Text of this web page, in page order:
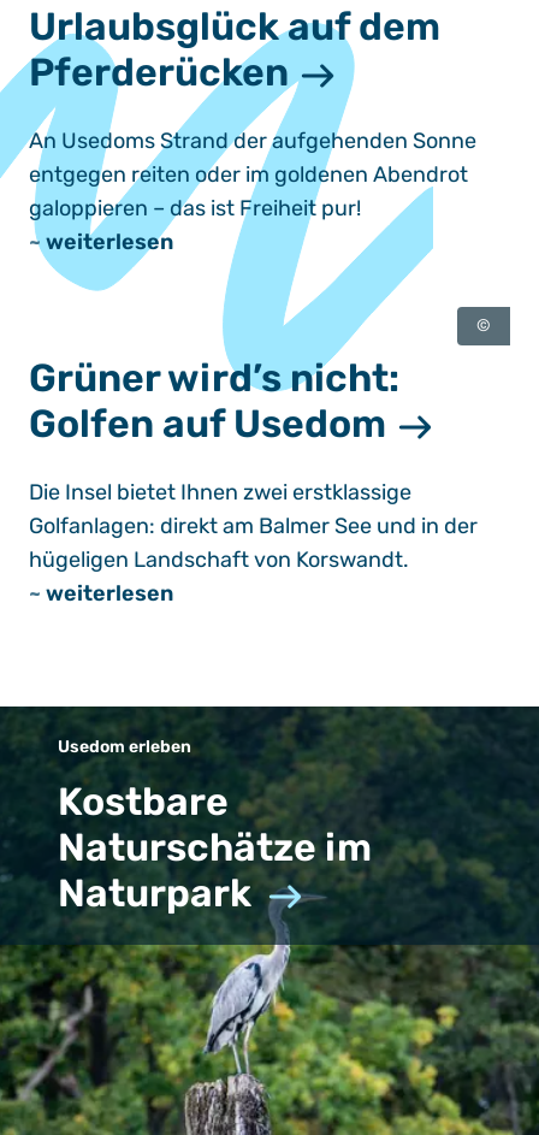
Urlaubsglück auf dem
Pferderücken
An Usedoms Strand der aufgehenden Sonne
entgegen reiten oder im goldenen Abendrot
galoppieren – das ist Freiheit pur!
~ weiterlesen
©
Grüner wird’s nicht:
Golfen auf Usedom
Die Insel bietet Ihnen zwei erstklassige
Golfanlagen: direkt am Balmer See und in der
hügeligen Landschaft von Korswandt.
~ weiterlesen
Usedom erleben
Kostbare
Naturschätze im
Naturpark